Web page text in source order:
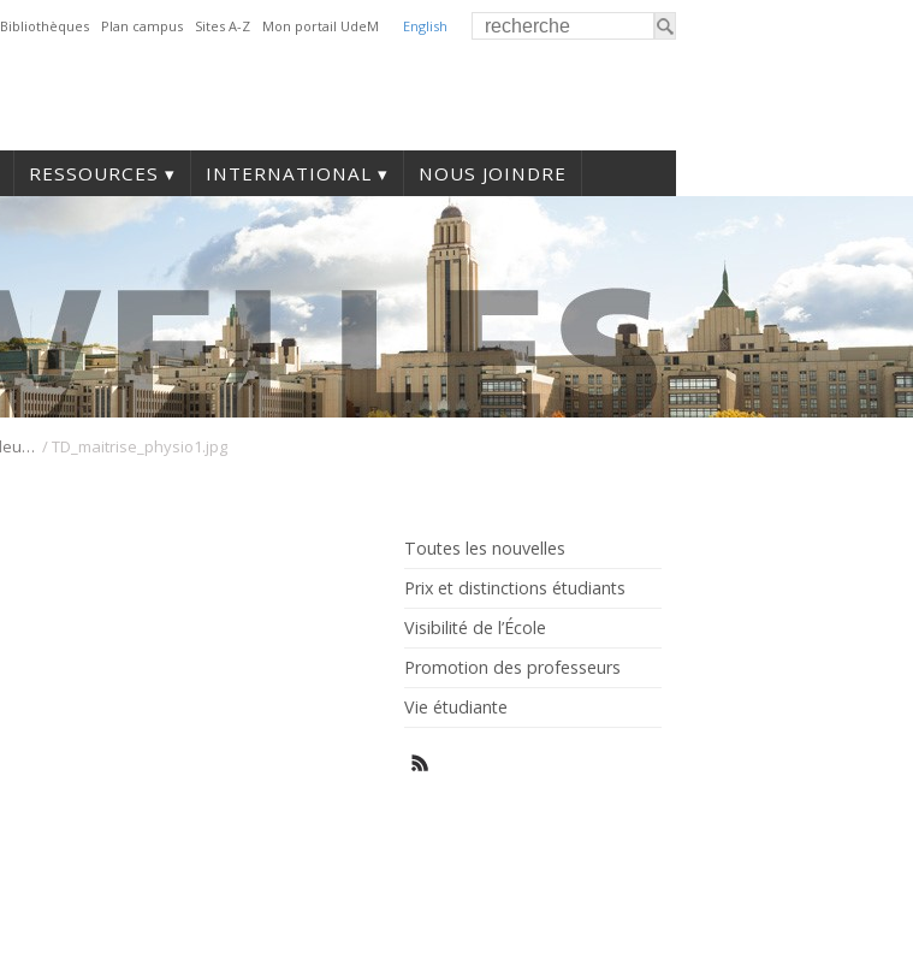
English
Bibliothèques Plan campus Sites A-Z Mon portail UdeM
RESSOURCES INTERNATIONAL NOUS JOINDRE
Les gagnants de la meilleure affiche annoncés lors de la soirée de présentation des travaux dirigés de la maîtrise en physiothérapie /TD_maitrise_physio1.jpg
Toutes les nouvelles
Prix et distinctions étudiants
Visibilité de l’École
Promotion des professeurs
Vie étudiante